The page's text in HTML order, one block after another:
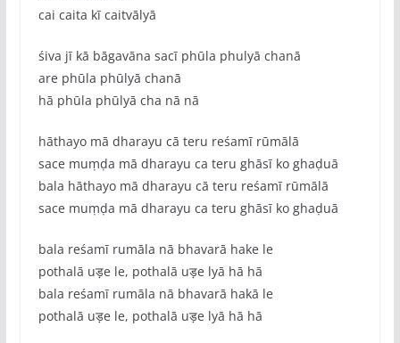
cai caita kī caitvālyā
śiva jī kā bāgavāna sacī phūla phulyā chanā
are phūla phūlyā chanā
hā phūla phūlyā cha nā nā
hāthayo mā dharayu cā teru reśamī rūmālā
sace muṃḍa mā dharayu ca teru ghāsī ko ghaḍuā
bala hāthayo mā dharayu cā teru reśamī rūmālā
sace muṃḍa mā dharayu ca teru ghāsī ko ghaḍuā
bala reśamī rumāla nā bhavarā hake le
pothalā uड़e le, pothalā uड़e lyā hā hā
bala reśamī rumāla nā bhavarā hakā le
pothalā uड़e le, pothalā uड़e lyā hā hā